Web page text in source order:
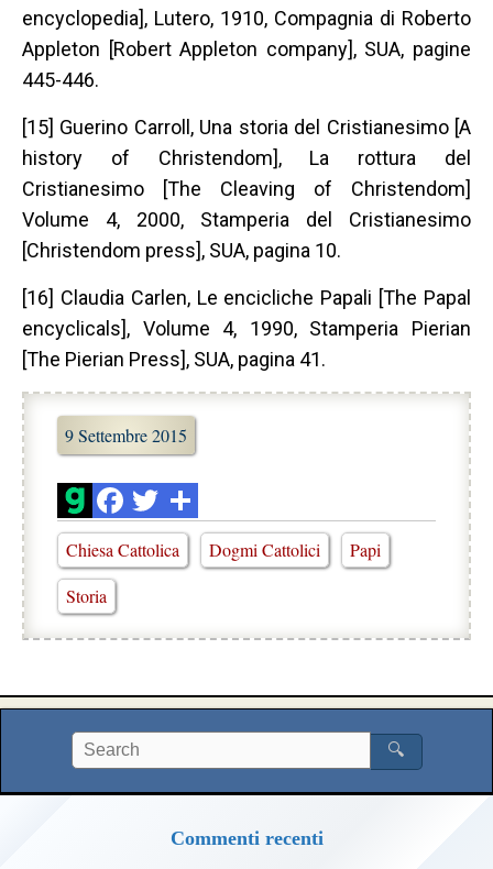
encyclopedia], Lutero, 1910, Compagnia di Roberto
Appleton [Robert Appleton company], SUA, pagine
445-446.
[15] Guerino Carroll, Una storia del Cristianesimo [A
history of Christendom], La rottura del
Cristianesimo [The Cleaving of Christendom]
Volume 4, 2000, Stamperia del Cristianesimo
[Christendom press], SUA, pagina 10.
[16] Claudia Carlen, Le encicliche Papali [The Papal
encyclicals], Volume 4, 1990, Stamperia Pierian
[The Pierian Press], SUA, pagina 41.
9 Settembre 2015
Chiesa Cattolica Dogmi Cattolici
Papi
Storia
🔍
Commenti recenti